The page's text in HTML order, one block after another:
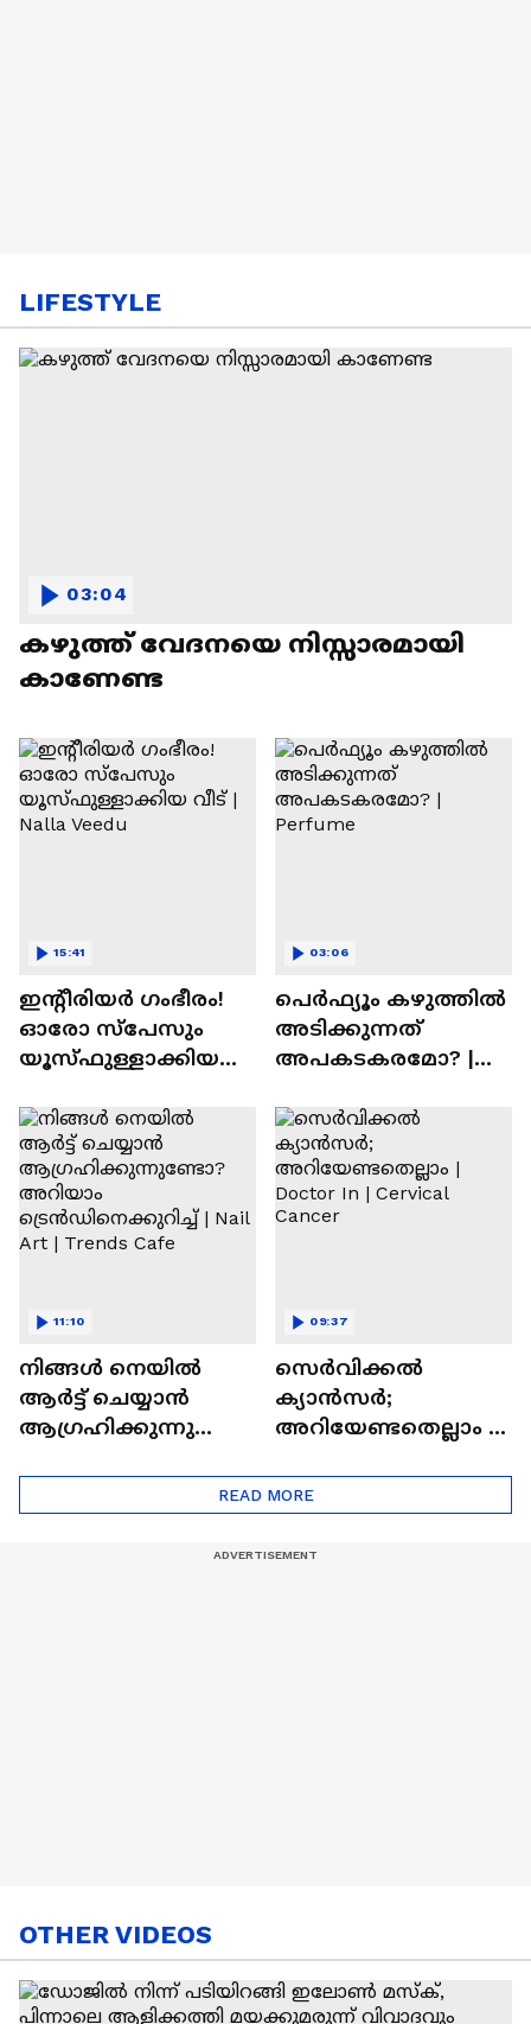
LIFESTYLE
കഴുത്ത് വേദനയെ നിസ്സാരമായി
കാണേണ്ട
03:04
ഇന്റീരിയർ ഗംഭീരം!
ഓരോ സ്‌പേസും
യൂസ്ഫുള്ളാക്കിയ
15:41
പെർഫ്യൂം കഴുത്തിൽ
അടിക്കുന്നത്
അപകടകരമോ? |
03:06
നിങ്ങൾ നെയിൽ
ആർട്ട് ചെയ്യാൻ
ആഗ്രഹിക്കുന്നുണ്ടോ
ട്രെൻഡിനെക്കുറിച്ച് |
Nail Art | Trends Cafe
11:10
സെർവിക്കൽ
ക്യാൻസർ;
അറിയേണ്ടതെല്ലാം |
Cancer
09:37
READ MORE
OTHER VIDEOS